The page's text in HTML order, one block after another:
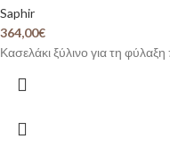
Saphir
364,00€
Κασελάκι ξύλινο για τη